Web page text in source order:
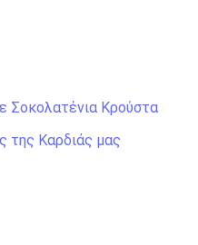
Σοκολατένια Κρούστα
της Καρδιάς μας